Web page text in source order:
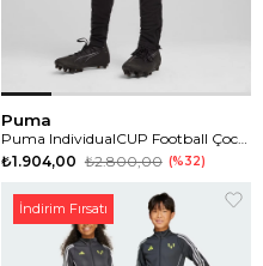
Puma
₺1.904,00 ₺2.800,00 %32
İndirim Fırsatı